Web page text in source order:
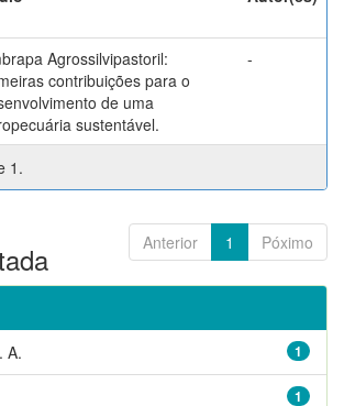
Agrossilvipastoril:
contribuições para o
de uma
sustentável.
-
1.
Anterior 1 Póximo
1
A.
1